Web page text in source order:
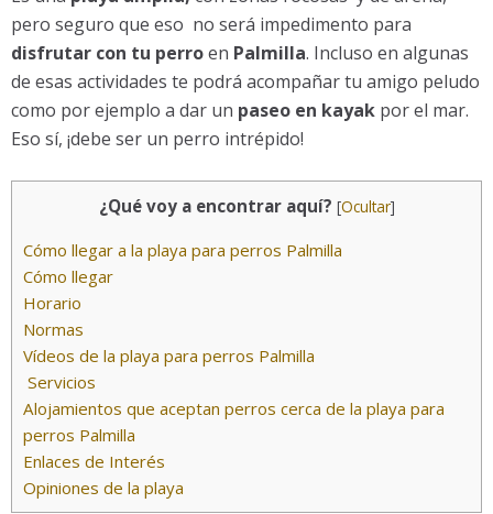
pero seguro que eso no será impedimento para
disfrutar con tu perroen Palmilla. Incluso en algunas
de esas actividades te podrá acompañar tu amigo peludo
como por ejemplo a dar un paseo en kayak por el mar.
Eso sí, ¡debe ser un perro intrépido!
¿Qué voy a encontrar aquí? [Ocultar]
Cómo llegar a la playa para perros Palmilla
Cómo llegar
Horario
Normas
Vídeos de la playa para perros Palmilla
Servicios
Alojamientos que aceptan perros cerca de la playa para
perros Palmilla
Enlaces de Interés
Opiniones de la playa